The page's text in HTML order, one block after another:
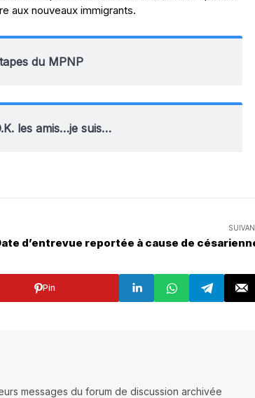
aux nouveaux immigrants.
du MPNP
les amis…je suis…
d’entrevue reportée à cause de
Pin
messages du forum de discussion archivée